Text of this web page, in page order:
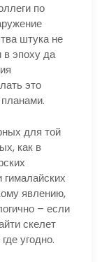
по
штука не
в эпоху да
это
для той
как в
гималайских
явлению,
– если
скелет
угодно.